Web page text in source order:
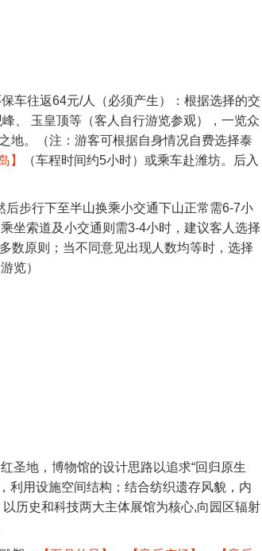
车往返64元/人（必须产生）：根据选择的交
、 玉皇顶等（客人自行游览参观），一览众
地。（注：游客可根据自身情况自费选择泰
】
（车程时间约5小时）或乘车赴潍坊。后入
步行下至半山换乘小交通下山正常需6-7小
坐索道及小交通则需3-4小时，建议客人选择
数原则；当不同意见出现人数均等时，选择
览）
圣地，博物馆的设计思路以追求“回归原生
利用设施空间结构；结合纺织遗存风貌，内
历史和科技两大主体展馆为核心,向园区辐射